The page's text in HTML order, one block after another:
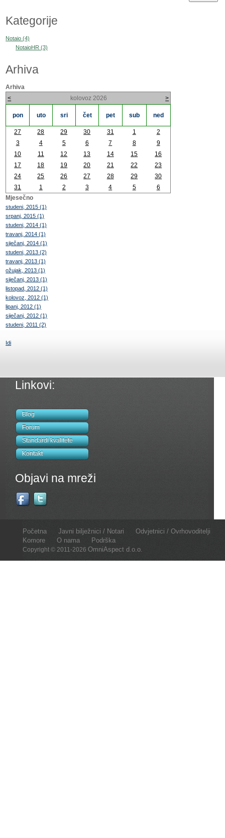
Kategorije
Notaio (4)
NotaioHR (3)
Arhiva
Arhiva
<
kolovoz 2026 >
pon uto sri čet pet sub ned
27 28 29 30 31 1
2
3
4 5 6 7 8
9
10
11 12 13 14 15
16
17
18 19 20 21 22
23
24
25 26 27 28 29
30
31
1 2 3 4 5
6
Mjesečno
studeni, 2015 (1)
srpanj, 2015 (1)
studeni, 2014 (1)
travanj, 2014 (1)
siječanj, 2014 (1)
studeni, 2013 (2)
travanj, 2013 (1)
ožujak, 2013 (1)
siječanj, 2013 (1)
listopad, 2012 (1)
kolovoz, 2012 (1)
lipanj, 2012 (1)
siječanj, 2012 (1)
studeni, 2011 (2)
Idi
Linkovi:
Blog
Forum
Standardi kvalitete
Kontakt
Objavi na mreži
Početna Javni bilježnici / Notari
Odvjetnici / Ovrhovoditelji
Komore
O nama Podrška
Copyright © 2011-2026 OmniAspect d.o.o.